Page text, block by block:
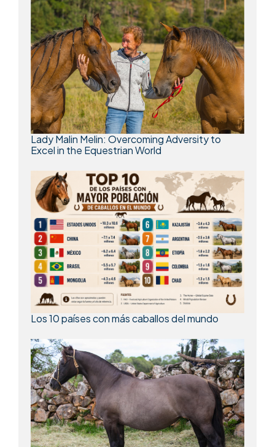
Lady Malin Melin: Overcoming Adversity to
Excel in the Equestrian World
Los 10 países con más caballos del mundo